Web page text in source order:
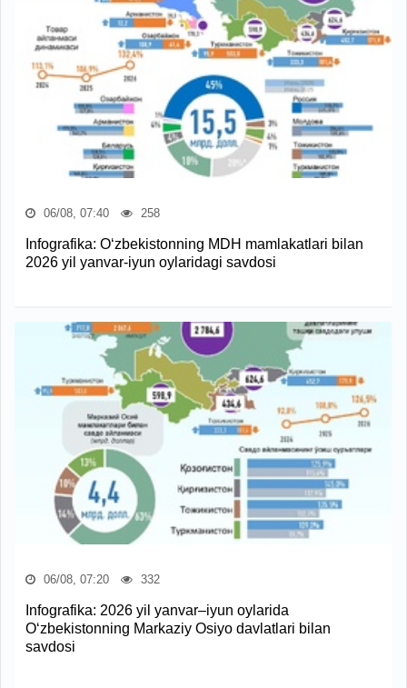
06/08, 07:40 258
Infografika: O‘zbekistonning MDH mamlakatlari bilan
2026 yil yanvar-iyun oylaridagi savdosi
06/08, 07:20 332
Infografika: 2026 yil yanvar–iyun oylarida
O‘zbekistonning Markaziy Osiyo davlatlari bilan
savdosi